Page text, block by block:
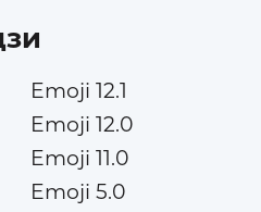
Emoji 12.1
Emoji 12.0
Emoji 11.0
Emoji 5.0